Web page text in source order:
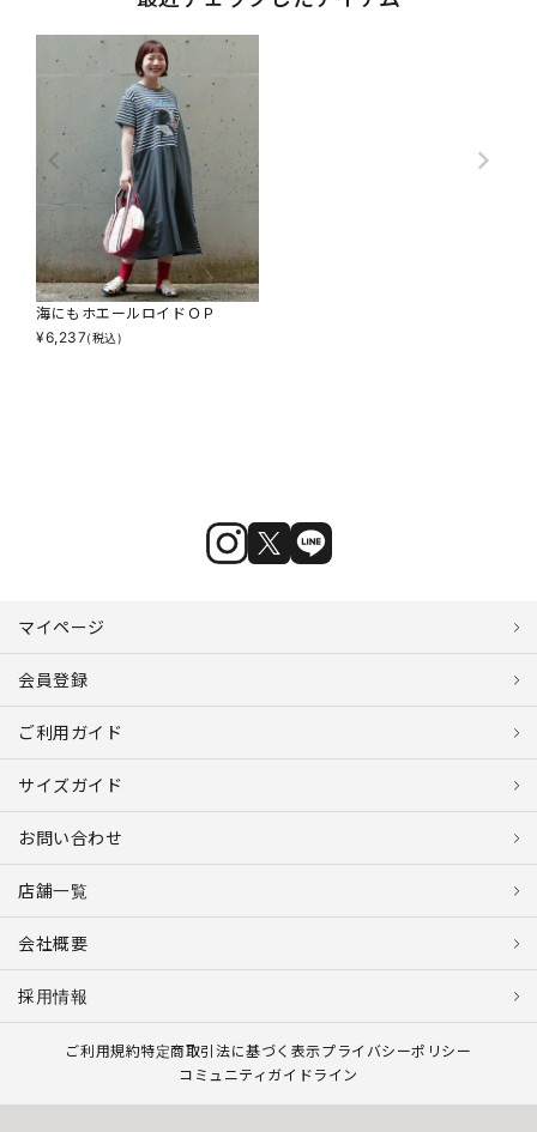
海にもホエールロイドＯＰ
¥6,237(税込)
マイページ
会員登録
ご利用ガイド
サイズガイド
お問い合わせ
店舗一覧
会社概要
採用情報
ご利用規約特定商取引法に基づく表示プライバシーポリシー
コミュニティガイドライン